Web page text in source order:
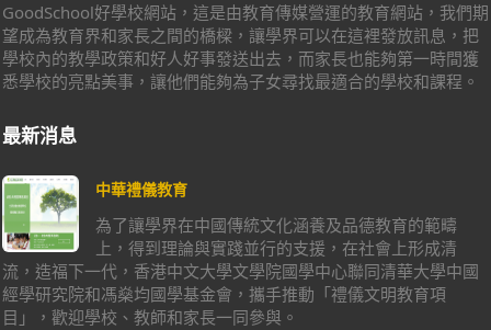
GoodSchool好學校網站，這是由教育傳媒營運的教育網站，我們期
望成為教育界和家長之間的橋樑，讓學界可以在這裡發放訊息，把
學校內的教學政策和好人好事發送出去，而家長也能夠第一時間獲
悉學校的亮點美事，讓他們能夠為子女尋找最適合的學校和課程。
最新消息
中華禮儀教育
為了讓學界在中國傳統文化涵養及品德教育的範疇
上，得到理論與實踐並行的支援，在社會上形成清
流，造福下一代，香港中文大學文學院國學中心聯同清華大學中國
經學研究院和馮燊均國學基金會，攜手推動「禮儀文明教育項
目」，歡迎學校、教師和家長一同參與。